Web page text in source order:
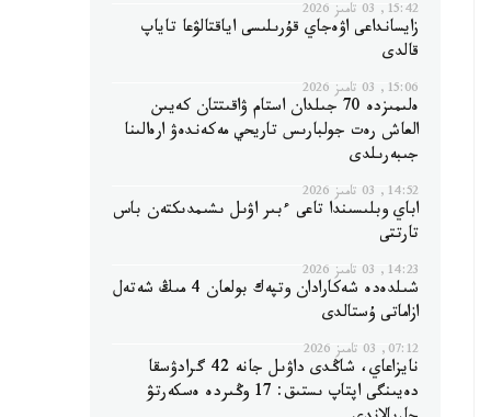
15:42, 03 تامىز 2026
زايسانداعى اۋەجاي قۇرىلىسى اياقتالۋعا تاياپ
قالدى
15:06, 03 تامىز 2026
ەلىمىزدە 70 جىلدان استام ۋاقىتتان كەيىن
العاش رەت جولبارىس تاريحي مەكەندەۋ ارەالىنا
جىبەرىلدى
14:52, 03 تامىز 2026
اباي وبلىسىندا تاعى ءبىر اۋىل ىشىمدىكتەن باس
تارتتى
14:23, 03 تامىز 2026
شىلدەدە شەكارادان وتپەك بولعان 4 مىڭ شەتەل
ازاماتى ۇستالدى
07:12, 03 تامىز 2026
نايزاعاي، شاڭدى داۋىل جانە 42 گرادۋسقا
دەيىنگى اپتاپ ىستىق: 17 وڭىردە ەسكەرتۋ